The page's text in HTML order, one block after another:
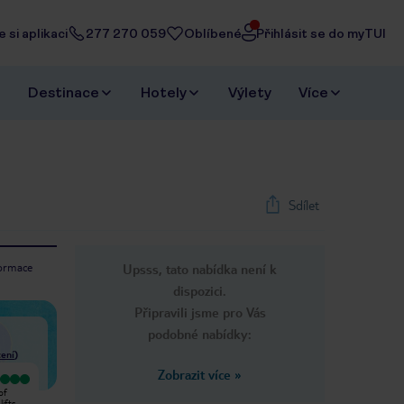
si aplikaci 277 270 059 Oblíbené Přihlásit se do myTUI
Destinace Hotely Výlety Více
Sdílet
Upsss, tato nabídka není k
dispozici.
Připravili jsme pro Vás
podobné nabídky:
Zobrazit více »
Next slide
1/39
)
Velmi dobrý